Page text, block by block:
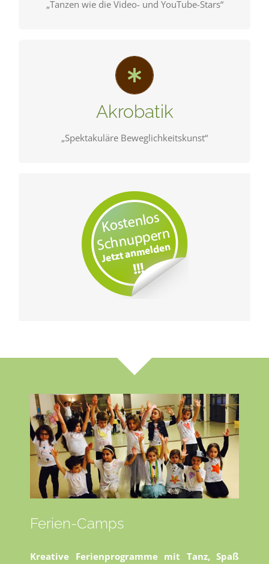
„Tanzen wie die Video- und YouTube-Stars“
Akrobatik
„Spektakuläre Beweglichkeitskunst“
Körperkontrolle – spektakuläre
Bewegungsabläufe, Spannung, Kraft.
Unsere Kinder- und Teenkurse werden von
memoves e.V. organisiert
SCHNUPPERN
Ferien-Camps
Kreative Ferienprogramme mit Tanz, Spaß